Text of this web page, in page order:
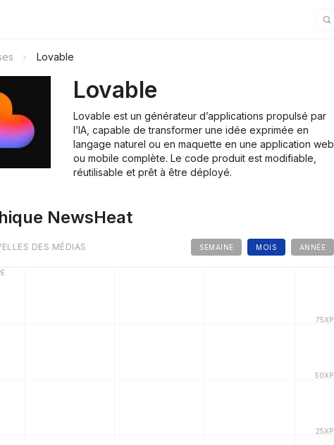
Lovable
Lovable
Lovable est un générateur d’applications propulsé par
l’IA, capable de transformer une idée exprimée en
langage naturel ou en maquette en une application web
ou mobile complète. Le code produit est modifiable,
réutilisable et prêt à être déployé.
NewsHeat
SEMAINE MOIS ANNÉE
DES MÉDIAS